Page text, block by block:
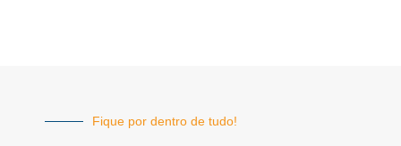
Fique por dentro de tudo!